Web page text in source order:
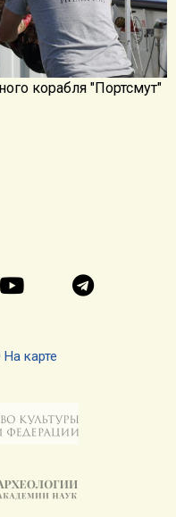
корабля "Портсмут"
На карте